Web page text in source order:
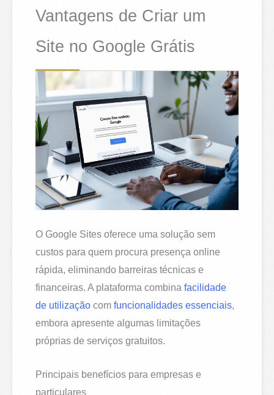
Vantagens de Criar um
Site no Google Grátis
O Google Sites oferece uma solução sem
custos para quem procura presença online
rápida, eliminando barreiras técnicas e
financeiras. A plataforma combinafacilidade
de utilização comfuncionalidades essenciais,
embora apresente algumas limitações
próprias de serviços gratuitos.
Principais benefícios para empresas e
particulares